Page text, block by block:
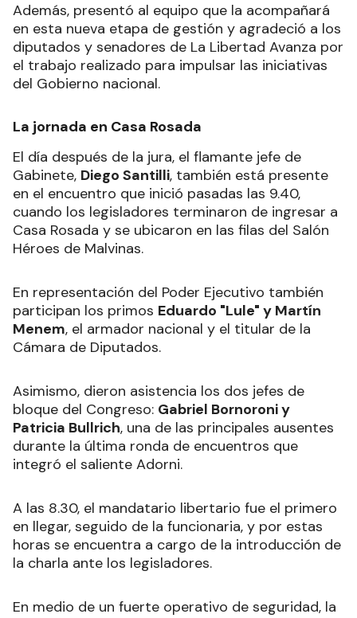
Además, presentó al equipo que la acompañará
en esta nueva etapa de gestión y agradeció a los
diputados y senadores de La Libertad Avanza por
el trabajo realizado para impulsar las iniciativas
del Gobierno nacional.
La jornada en Casa Rosada
El día después de la jura, el flamante jefe de
Gabinete, Diego Santilli, también está presente
en el encuentro que inició pasadas las 9.40,
cuando los legisladores terminaron de ingresar a
Casa Rosada y se ubicaron en las filas del Salón
Héroes de Malvinas.
En representación del Poder Ejecutivo también
participan los primos Eduardo "Lule" y Martín
Menem, el armador nacional y el titular de la
Cámara de Diputados.
Asimismo, dieron asistencia los dos jefes de
bloque del Congreso: Gabriel Bornoroni y
Patricia Bullrich, una de las principales ausentes
durante la última ronda de encuentros que
integró el saliente Adorni.
A las 8.30, el mandatario libertario fue el primero
en llegar, seguido de la funcionaria, y por estas
horas se encuentra a cargo de la introducción de
la charla ante los legisladores.
En medio de un fuerte operativo de seguridad, la